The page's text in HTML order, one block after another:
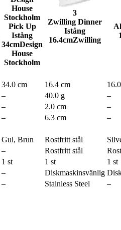
House
Stockholm
Pick Up
Istång
34cmDesign
House
Stockholm
3
Zwilling Dinner
Istång
16.4cmZwilling
34.0 cm 16.4 cm
– 40.0 g
–
– 2.0 cm
–
– 6.3 cm
–
Gul, Brun Rostfritt stål
– Rostfritt stål
1 st 1 st
1 st
– Diskmaskinsvänlig
– Stainless Steel –